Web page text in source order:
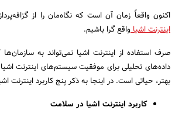
اکنون واقعاً زمان آن است که نگاه‌مان را از
اینترنت اشیاواقع گرا باشیم.
صرف استفاده از اینترنت اشیا نمی‌تواند به
داده‌های تحلیلی برای موفقیت سیستم‌های اینترنت
بهتر، حیاتی است. در اینجا به ذکر پنج کاربرد اینترنت
کاربرد اینترنت اشیا در سلامت